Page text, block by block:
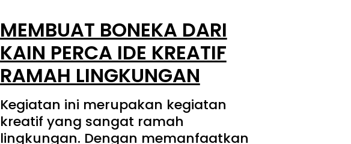
MEMBUAT BONEKA DARI
KAIN PERCA IDE KREATIF
RAMAH LINGKUNGAN
Kegiatan ini merupakan kegiatan
kreatif yang sangat ramah
lingkungan. Dengan memanfaatkan